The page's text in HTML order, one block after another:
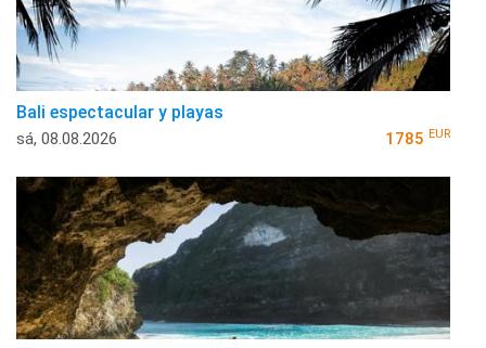
Bali espectacular y playas
sá, 08.08.2026 1785 EUR